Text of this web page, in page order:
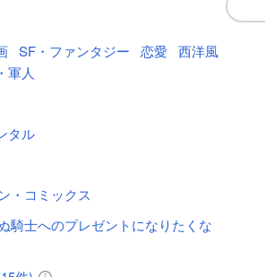
SF・ファンタジー 恋愛
西洋風
軍人
タル
・コミックス
騎士へのプレゼントになりたくな